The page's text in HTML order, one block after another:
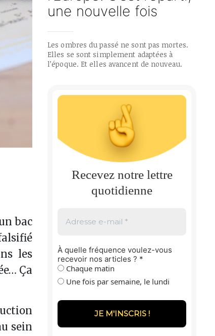
bac
les
Ça
sein
une nouvelle fois
Les ombres du passé ne sont pas mortes.
Elles se sont simplement adaptées à
l’époque. Et elles avancent de nouveau.
Recevez notre lettre
quotidienne
À quelle fréquence voulez-vous
recevoir nos articles ? *
Chaque matin
Une fois par semaine, le lundi